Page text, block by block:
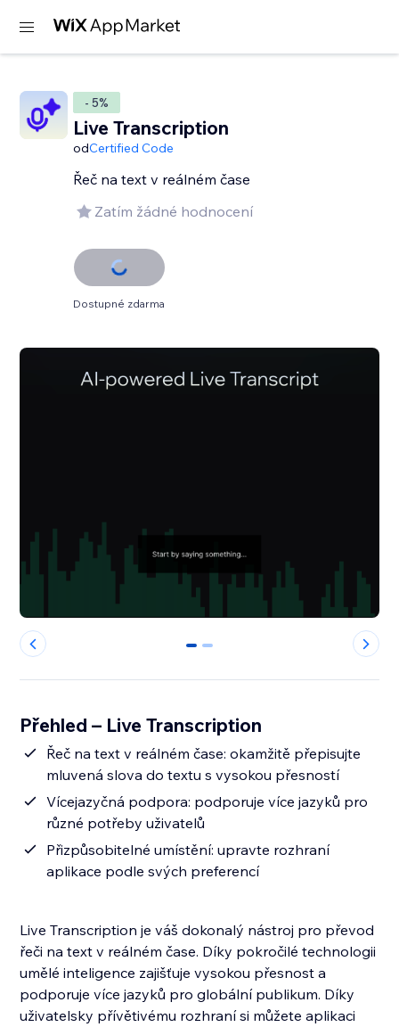
- 5%
Live Transcription
odCertified Code
Řeč na text v reálném čase
Zatím žádné hodnocení
Dostupné zdarma
0 1
Přehled – Live Transcription
Řeč na text v reálném čase: okamžitě přepisujte
mluvená slova do textu s vysokou přesností
Vícejazyčná podpora: podporuje více jazyků pro
různé potřeby uživatelů
Přizpůsobitelné umístění: upravte rozhraní
aplikace podle svých preferencí
Live Transcription je váš dokonalý nástroj pro převod
řeči na text v reálném čase. Díky pokročilé technologii
umělé inteligence zajišťuje vysokou přesnost a
podporuje více jazyků pro globální publikum. Díky
uživatelsky přívětivému rozhraní si můžete aplikaci